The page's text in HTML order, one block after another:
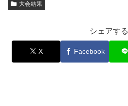
大会結果
シェアする
X Facebook